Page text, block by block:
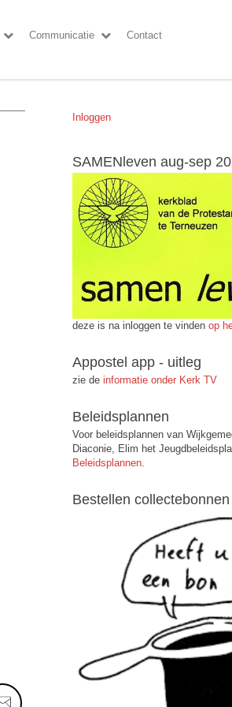
Communicatie Contact
Inloggen
SAMENleven aug-sep
deze is na inloggen te vindenop
Appostel app - uitleg
zie de informatie onder Kerk TV
Beleidsplannen
Voor beleidsplannen van
Diaconie, Elim het
Beleidsplannen.
Bestellen collectebonnen